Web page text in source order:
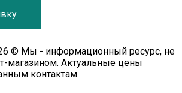
© Мы - информационный ресурс, не
магазином. Актуальные цены
контактам.